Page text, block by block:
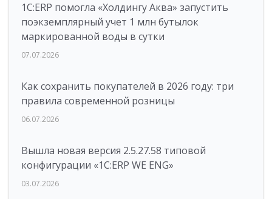
1С:ERP помогла «Холдингу Аква» запустить
поэкземплярный учет 1 млн бутылок
маркированной воды в сутки
07.07.2026
Как сохранить покупателей в 2026 году: три
правила современной розницы
06.07.2026
Вышла новая версия 2.5.27.58 типовой
конфигурации «1С:ERP WE ENG»
03.07.2026